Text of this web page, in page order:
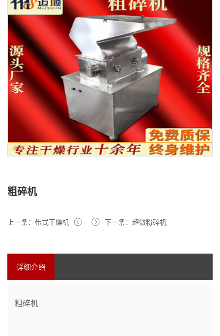
粗碎机
上一条：带式干燥机 下一条：超微粉碎机
详细介绍
粗碎机